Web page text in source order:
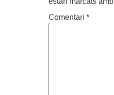
Comentari *